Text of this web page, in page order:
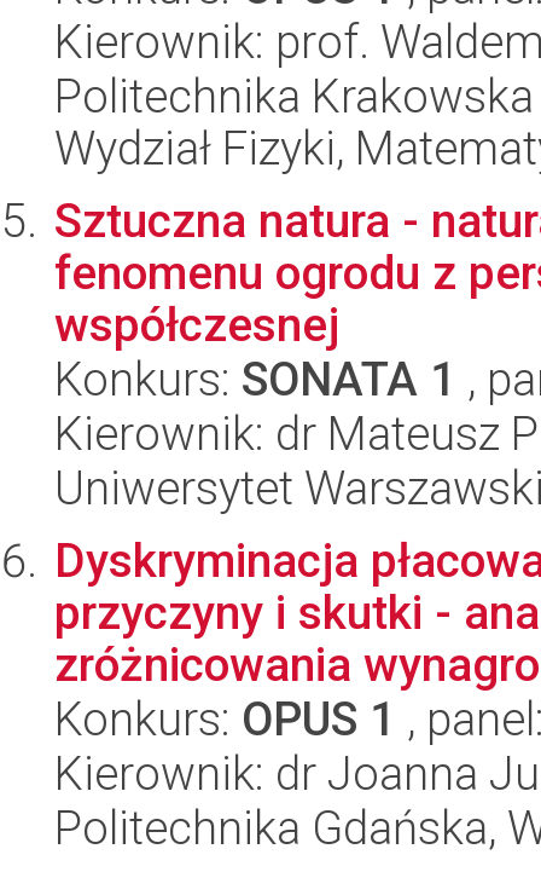
Kierownik: prof.
Politechnika
Wydział Fizyki,
Sztuczna natura -
fenomenu ogrodu z
współczesnej
Konkurs: SONATA 1 ,
Kierownik: dr Mateusz
Uniwersytet
Dyskryminacja
przyczyny i skutki -
zróżnicowania
Konkurs: OPUS 1 ,
Kierownik: dr Joanna
Politechnika Gdańska,